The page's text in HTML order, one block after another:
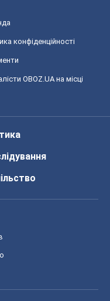
конфіденційності
OBOZ.UA на місці